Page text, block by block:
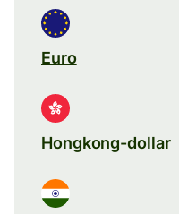
Euro
Hongkong-dollar